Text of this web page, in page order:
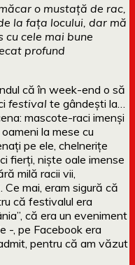
o mustață de rac,
la fața locului, dar mă
cele mai bune
profund
că în week-end o să
festival te gândești la…
mascote-raci imenși
la mese cu
pe ele, chelnerițe
fierți, niște oale imense
milă racii vii,
mai, eram sigură că
că festivalul era
că era un eveniment
-, pe Facebook era
pentru că am văzut